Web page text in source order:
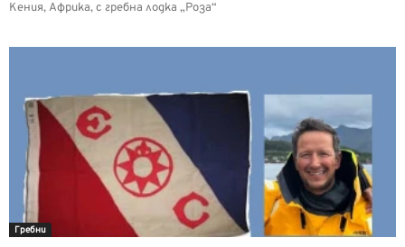
Кения, Африка, с гребна лодка „Роза“
Гребни